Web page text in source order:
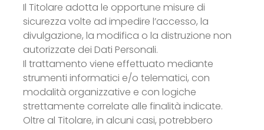
Il Titolare adotta le opportune misure di
sicurezza volte ad impedire l’accesso, la
divulgazione, la modifica o la distruzione non
autorizzate dei Dati Personali.
Il trattamento viene effettuato mediante
strumenti informatici e/o telematici, con
modalità organizzative e con logiche
strettamente correlate alle finalità indicate.
Oltre al Titolare, in alcuni casi, potrebbero